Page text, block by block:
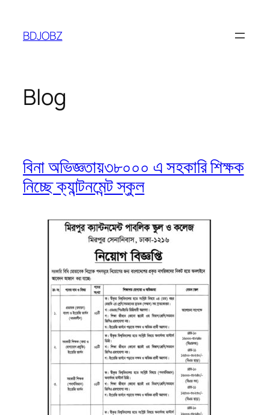
content
BDJOBZ
Blog
বিনা অভিজ্ঞতায়৩৮০০০ এ সহকারি শিক্ষক
নিচ্ছে ক্যান্টনমেন্ট স্কুল